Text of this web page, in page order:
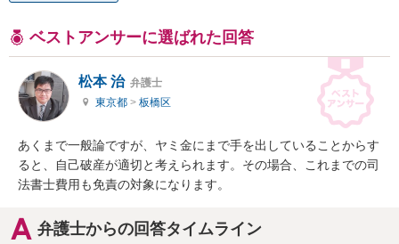
ベストアンサーに選ばれた回答
松本 治 弁護士
東京都 > 板橋区
あくまで一般論ですが、ヤミ金にまで手を出していることからす
ると、自己破産が適切と考えられます。その場合、これまでの司
法書士費用も免責の対象になります。
弁護士からの回答タイムライン